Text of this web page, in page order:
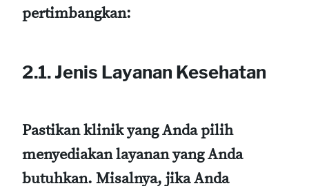
pertimbangkan:
2.1. Jenis Layanan Kesehatan
Pastikan klinik yang Anda pilih
menyediakan layanan yang Anda
butuhkan. Misalnya, jika Anda